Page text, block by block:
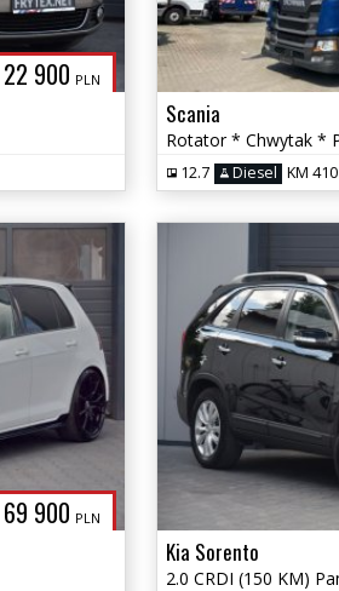
22 900 PLN
Scania
12.7 Diesel KM 410
69 900 PLN
Kia Sorento